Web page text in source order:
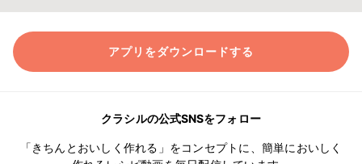
アプリをダウンロードする
クラシルの公式SNSをフォロー
「きちんとおいしく作れる」をコンセプトに、簡単においしく